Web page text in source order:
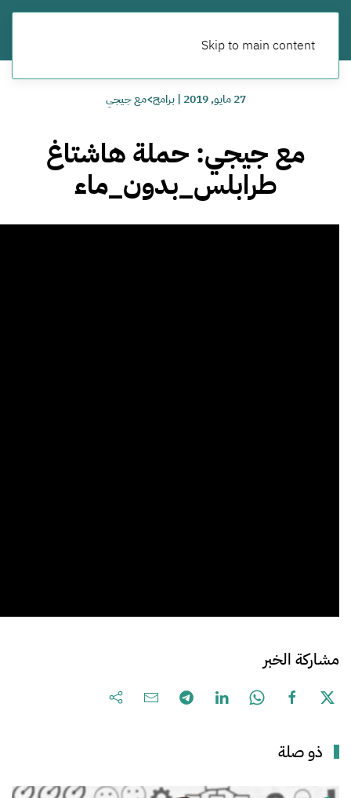
Skip to main content
27 مايو, 2019 |برامج>مع جيجي
مع جيجي: حملة هاشتاغ
طرابلس_بدون_ماء
مشاركة الخبر
ذو صلة